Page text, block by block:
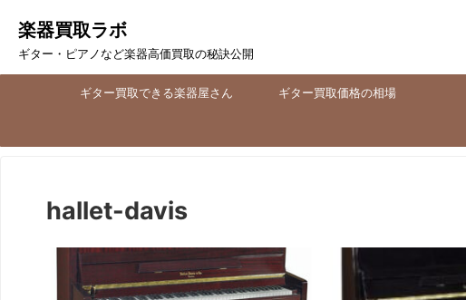
楽器買取ラボ
ギター・ピアノなど楽器高価買取の秘訣公開
ギター買取できる楽器屋さん ギター買取価格の相場
hallet-davis